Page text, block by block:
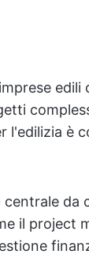
edili
l'edilizia è
da
il project